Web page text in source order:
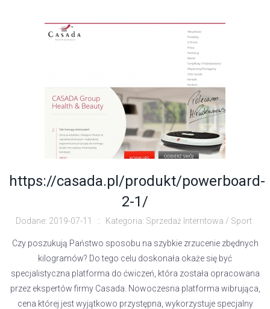
https://casada.pl/produkt/powerboard-
2-1/
Dodane: 2019-07-11 :: Kategoria: Sprzedaż Interntowa / Sport
Czy poszukują Państwo sposobu na szybkie zrzucenie zbędnych
kilogramów? Do tego celu doskonała okaże się być
specjalistyczna platforma do ćwiczeń, która została opracowana
przez ekspertów firmy Casada. Nowoczesna platforma wibrująca,
cena której jest wyjątkowo przystępna, wykorzystuje specjalny